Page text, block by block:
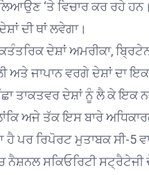
‘ਤੇ ਵਿਚਾਰ ਕਰ ਰਹੇ
ਦੀ ਥਾਂ ਲਵੇਗਾ।
ਦੇਸ਼ਾਂ ਅਮਰੀਕਾ,
ਅਤੇ ਜਾਪਾਨ ਵਰਗੇ ਦੇਸ਼ਾਂ ਦਾ
ਤਾਕਤਵਰ ਦੇਸ਼ਾਂ ਨੂੰ ਲੈ ਕੇ ਇਕ
ਅਜੇ ਤੱਕ ਇਸ ਬਾਰੇ
ਹੈ ਪਰ ਰਿਪੋਰਟ ਮੁਤਾਬਕ ਸੀ-5
ਸਕਿਓਰਿਟੀ ਸਟ੍ਰੈਟੇਜੀ